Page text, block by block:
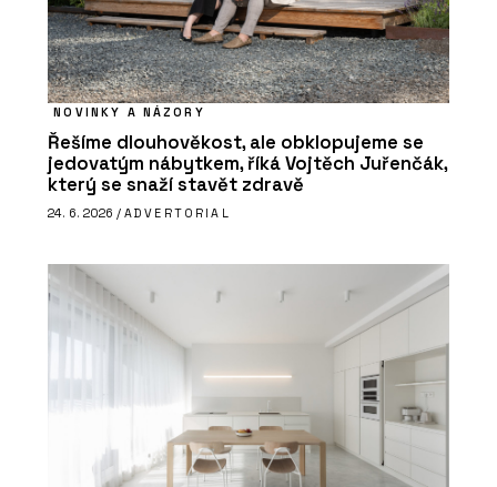
NOVINKY A NÁZORY
Řešíme dlouhověkost, ale obklopujeme se
jedovatým nábytkem, říká Vojtěch Juřenčák,
který se snaží stavět zdravě
24. 6. 2026 / ADVERTORIAL